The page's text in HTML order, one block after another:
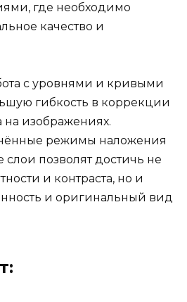
где необходимо
качество и
с уровнями и кривыми
гибкость в коррекции
изображениях.
режимы наложения
позволят достичь не
и контраста, но и
и оригинальный вид